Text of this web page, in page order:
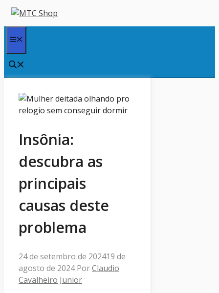
Pular
para
Menu
Insônia:
descubra as
principais
causas deste
problema
24 de setembro de 202419 de
agosto de 2024 PorClaudio
Cavalheiro Junior